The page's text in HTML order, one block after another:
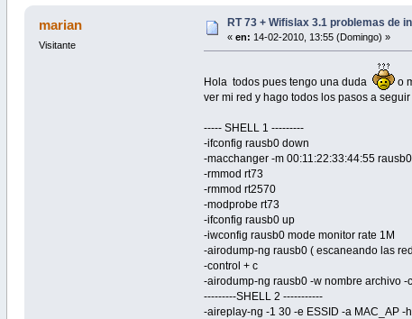
marian
Visitante
RT 73 + Wifislax 3.1 problemas de
« en: 14-02-2010, 13:55 (Domingo) »
Hola todos pues tengo una duda
o
ver mi red y hago todos los pasos a seguir
----- SHELL 1 ---------
-ifconfig rausb0 down
-macchanger -m 00:11:22:33:44:55 rausb0
-rmmod rt73
-rmmod rt2570
-modprobe rt73
-ifconfig rausb0 up
-iwconfig rausb0 mode monitor rate 1M
-airodump-ng rausb0 ( escaneando las
-control + c
-airodump-ng rausb0 -w nombre archivo -
---------SHELL 2 -----------
-aireplay-ng -1 30 -e ESSID -a MAC_AP -